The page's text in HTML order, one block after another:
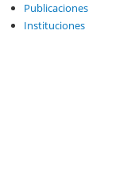
Publicaciones
Instituciones